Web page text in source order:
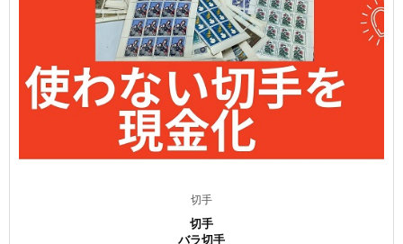
切手
切手
バラ切手